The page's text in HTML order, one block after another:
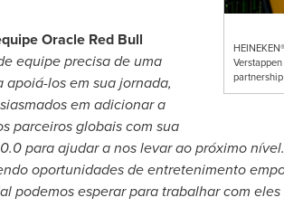
Oracle Red Bull
equipe precisa de uma
los em sua jornada,
em adicionar a
parceiros globais com sua
para ajudar a nos levar ao próximo
oportunidades de entretenimento
podemos esperar para trabalhar com